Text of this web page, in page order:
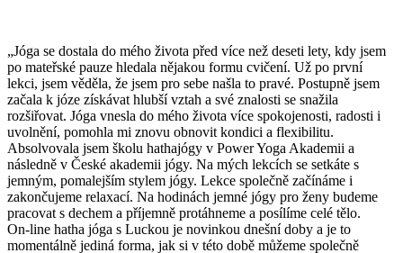
„Jóga se dostala do mého života před více než deseti lety, kdy jsem
po mateřské pauze hledala nějakou formu cvičení. Už po první
lekci, jsem věděla, že jsem pro sebe našla to pravé. Postupně jsem
začala k józe získávat hlubší vztah a své znalosti se snažila
rozšiřovat. Jóga vnesla do mého života více spokojenosti, radosti i
uvolnění, pomohla mi znovu obnovit kondici a flexibilitu.
Absolvovala jsem školu hathajógy v Power Yoga Akademii a
následně v České akademii jógy. Na mých lekcích se setkáte s
jemným, pomalejším stylem jógy. Lekce společně začínáme i
zakončujeme relaxací. Na hodinách jemné jógy pro ženy budeme
pracovat s dechem a příjemně protáhneme a posílíme celé tělo.
On-line hatha jóga s Luckou je novinkou dnešní doby a je to
momentálně jediná forma, jak si v této době můžeme společně